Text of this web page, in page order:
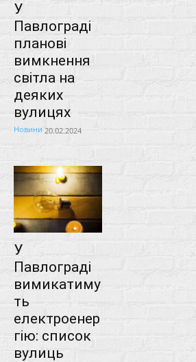
У
Павлограді
планові
вимкнення
світла на
деяких
вулицях
Новини 20.02.2024
У
Павлограді
вимикатиму
ть
електроенер
гію: список
вулиць